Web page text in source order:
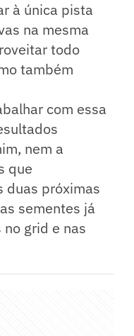
à única pista
na mesma
todo
também
com essa
nem a
que
duas próximas
sementes já
grid e nas